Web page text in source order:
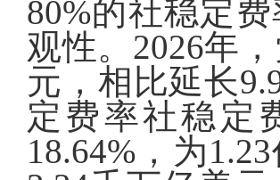
80%的社稳定
观性。2026年
元，相比延长
定费率社稳定
18.64%，为